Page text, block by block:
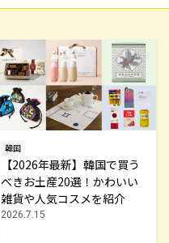
韓国
【2026年最新】韓国で買う
べきお土産20選！かわいい
雑貨や人気コスメを紹介
2026.7.15